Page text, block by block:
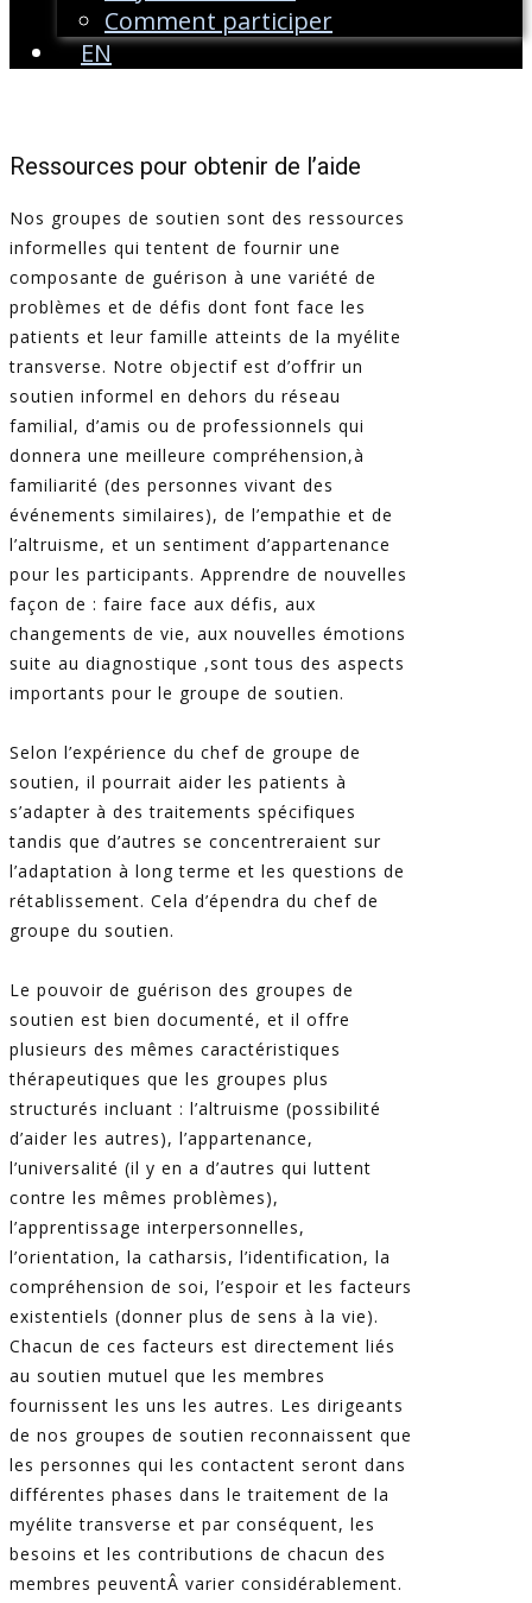
Comment participer
EN
Ressources pour obtenir de l’aide
Nos groupes de soutien sont des ressources
informelles qui tentent de fournir une
composante de guérison à une variété de
problèmes et de défis dont font face les
patients et leur famille atteints de la myélite
transverse. Notre objectif est d’offrir un
soutien informel en dehors du réseau
familial, d’amis ou de professionnels qui
donnera une meilleure compréhension,à
familiarité (des personnes vivant des
événements similaires), de l’empathie et de
l’altruisme, et un sentiment d’appartenance
pour les participants. Apprendre de nouvelles
façon de : faire face aux défis, aux
changements de vie, aux nouvelles émotions
suite au diagnostique ,sont tous des aspects
importants pour le groupe de soutien.
Selon l’expérience du chef de groupe de
soutien, il pourrait aider les patients à
s’adapter à des traitements spécifiques
tandis que d’autres se concentreraient sur
l’adaptation à long terme et les questions de
rétablissement. Cela d’épendra du chef de
groupe du soutien.
Le pouvoir de guérison des groupes de
soutien est bien documenté, et il offre
plusieurs des mêmes caractéristiques
thérapeutiques que les groupes plus
structurés incluant : l’altruisme (possibilité
d’aider les autres), l’appartenance,
l’universalité (il y en a d’autres qui luttent
contre les mêmes problèmes),
l’apprentissage interpersonnelles,
l’orientation, la catharsis, l’identification, la
compréhension de soi, l’espoir et les facteurs
existentiels (donner plus de sens à la vie).
Chacun de ces facteurs est directement liés
au soutien mutuel que les membres
fournissent les uns les autres. Les dirigeants
de nos groupes de soutien reconnaissent que
les personnes qui les contactent seront dans
différentes phases dans le traitement de la
myélite transverse et par conséquent, les
besoins et les contributions de chacun des
membres peuventÂ varier considérablement.